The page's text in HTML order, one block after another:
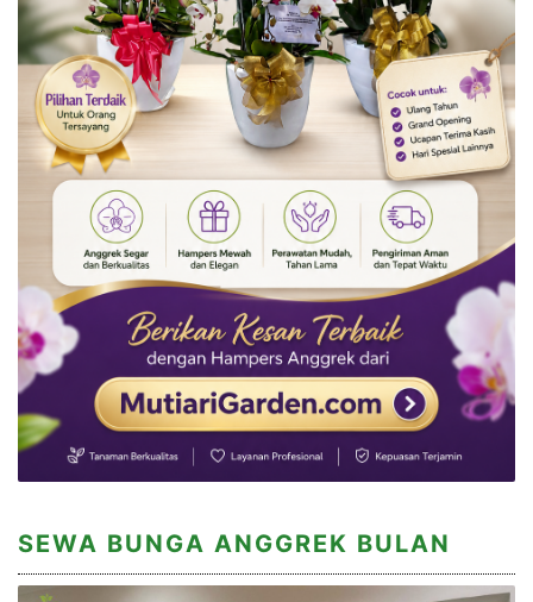
SEWA BUNGA ANGGREK BULAN